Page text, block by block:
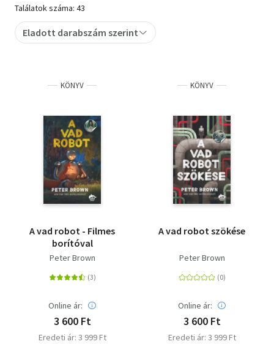
Művészet
Szakkönyv
Tankönyv, segédkönyv
Társadalomtudomány
Természettudomány
Történelem
Találatok száma: 43
Eladott darabszám szerint
KÖNYV
A vad robot - Filmes
borítóval
Peter Brown
Online ár:
3 600 Ft
Eredeti ár: 3 999 Ft
KÖNYV
A vad robot szökése
Peter Brown
Online ár:
3 600 Ft
Eredeti ár: 3 999 Ft